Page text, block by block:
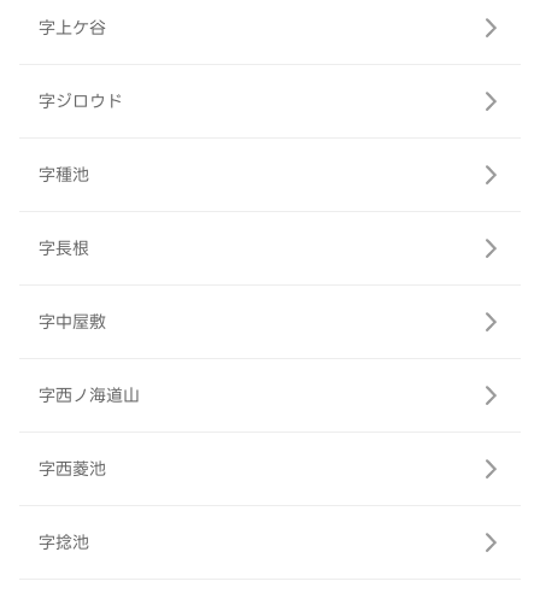
字上ケ谷
字ジロウド
字種池
字長根
字中屋敷
字西ノ海道山
字西菱池
字捻池